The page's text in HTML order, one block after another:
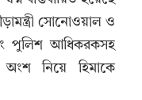
সোনোওয়াল ও
পুলিশ আধিকরকসহ
নিয়ে হিমাকে